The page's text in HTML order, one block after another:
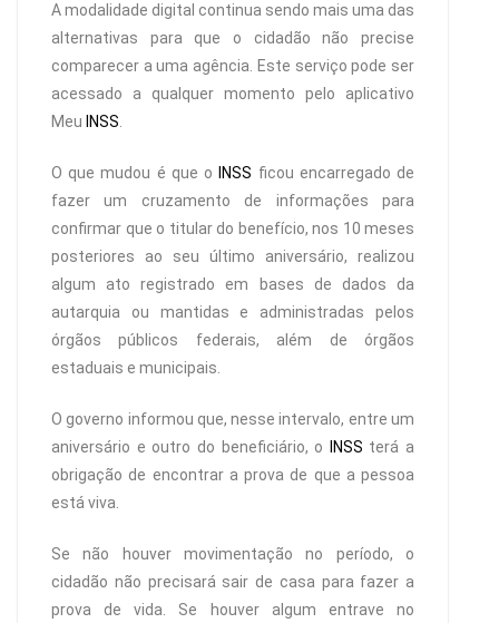
A modalidade digital continua sendo mais uma das
alternativas para que o cidadão não precise
comparecer a uma agência. Este serviço pode ser
acessado a qualquer momento pelo aplicativo
Meu INSS
O que mudou é que o INSS ficou encarregado de
fazer um cruzamento de informações para
confirmar que o titular do benefício, nos 10 meses
posteriores ao seu último aniversário, realizou
algum ato registrado em bases de dados da
autarquia ou mantidas e administradas pelos
órgãos públicos federais, além de órgãos
estaduais e municipais.
O governo informou que, nesse intervalo, entre um
aniversário e outro do beneficiário, o
INSS terá a
obrigação de encontrar a prova de que a pessoa
está viva.
Se não houver movimentação no período, o
cidadão não precisará sair de casa para fazer a
prova de vida. Se houver algum entrave no